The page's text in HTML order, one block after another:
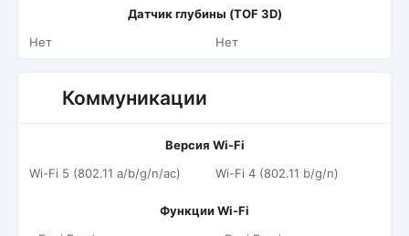
Датчик глубины (TOF 3D)
Нет
Нет
Коммуникации
Версия Wi-Fi
Wi-Fi 5 (802.11 a/b/g/n/ac)
Wi-Fi 4 (802.11 b/g/n)
Функции Wi-Fi